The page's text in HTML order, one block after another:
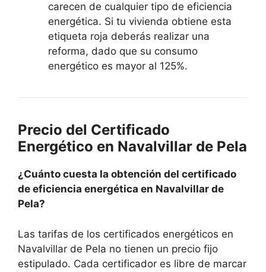
carecen de cualquier tipo de eficiencia
energética. Si tu vivienda obtiene esta
etiqueta roja deberás realizar una
reforma, dado que su consumo
energético es mayor al 125%.
Precio del Certificado
Energético en Navalvillar de Pela
¿Cuánto cuesta la obtención del certificado
de eficiencia energética en Navalvillar de
Pela?
Las tarifas de los certificados energéticos en
Navalvillar de Pela no tienen un precio fijo
estipulado. Cada certificador es libre de marcar